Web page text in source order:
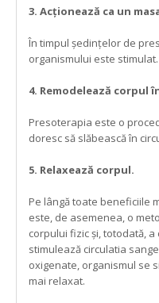
3. Acționează ca un
În timpul ședințelor de
organismului este stimulat.
4. Remodelează corpul
Presoterapia este o
doresc să slăbească în
5. Relaxează corpul.
Pe lângă toate beneficiile
este, de asemenea, o
corpului fizic și, totodată,
stimulează circulatia
oxigenate, organismul se
mai relaxat.